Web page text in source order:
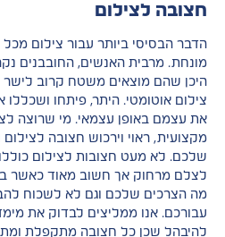
חצובה לצילום
הדבר הבסיסי ביותר עבור צילום
מונחת. מרבית האנשים, החובבנים
היכן שהם מוצאים משטח קרוב
צילום אוטומטי. היתר, פיתחו
את עצמם באופן עצמאי. מי שרוצה
מקצועית, ראוי וירכוש חצובה
שלכם. לא מעט חצובות לצילום
לצלם מרחוק אך חשוב מאוד כאשר
מה הצרכים שלכם וגם לא לשכוח
עבורכם. אנו ממליצים לבדוק את
להיבהל שכן כל חצובה מתקפלת